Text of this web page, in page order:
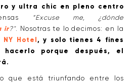
y ultra chic en pleno centro
“Excuse me, ¿dónde
ir?". Nosotras te lo decimos: en la
Hotel , y solo tienes 4 fines
porque después, el
que está triunfando entre los